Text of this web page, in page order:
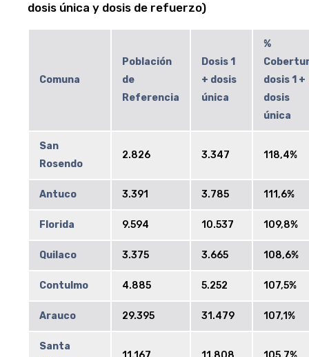
dosis única y dosis de refuerzo)
Comuna
Población
de
Referencia
Dosis 1
+ dosis
única
%
dosis 1 +
dosis
única
San
Rosendo
2.826 3.347 118,4%
Antuco 3.391 3.785 111,6%
Florida 9.594 10.537 109,8%
Quilaco 3.375 3.665 108,6%
Contulmo 4.885 5.252 107,5%
Arauco 29.395 31.479 107,1%
Santa